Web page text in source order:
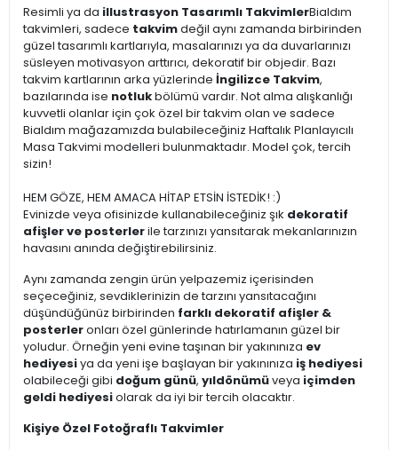
Resimli ya da illustrasyon Tasarımlı TakvimlerBialdım
takvimleri, sadece takvimdeğil aynı zamanda birbirinden
güzel tasarımlı kartlarıyla, masalarınızı ya da duvarlarınızı
süsleyen motivasyon arttırıcı, dekoratif bir objedir. Bazı
takvim kartlarının arka yüzlerinde İngilizce Takvim,
bazılarında ise notlukbölümü vardır. Not alma alışkanlığı
kuvvetli olanlar için çok özel bir takvim olan ve sadece
Bialdım mağazamızda bulabileceğiniz Haftalık Planlayıcılı
Masa Takvimi modelleri bulunmaktadır. Model çok, tercih
sizin!
HEM GÖZE, HEM AMACA HİTAP ETSİN İSTEDİK! :)
Evinizde veya ofisinizde kullanabileceğiniz şık dekoratif
afişler ve posterlerile tarzınızı yansıtarak mekanlarınızın
havasını anında değiştirebilirsiniz.
Aynı zamanda zengin ürün yelpazemiz içerisinden
seçeceğiniz, sevdiklerinizin de tarzını yansıtacağını
düşündüğünüz birbirinden farklı dekoratif afişler &
posterleronları özel günlerinde hatırlamanın güzel bir
yoludur. Örneğin yeni evine taşınan bir yakınınıza ev
hediyesiya da yeni işe başlayan bir yakınınıza iş hediyesi
olabileceği gibi doğum günü, yıldönümüveya içimden
geldi hediyesiolarak da iyi bir tercih olacaktır.
Kişiye Özel Fotoğraflı Takvimler